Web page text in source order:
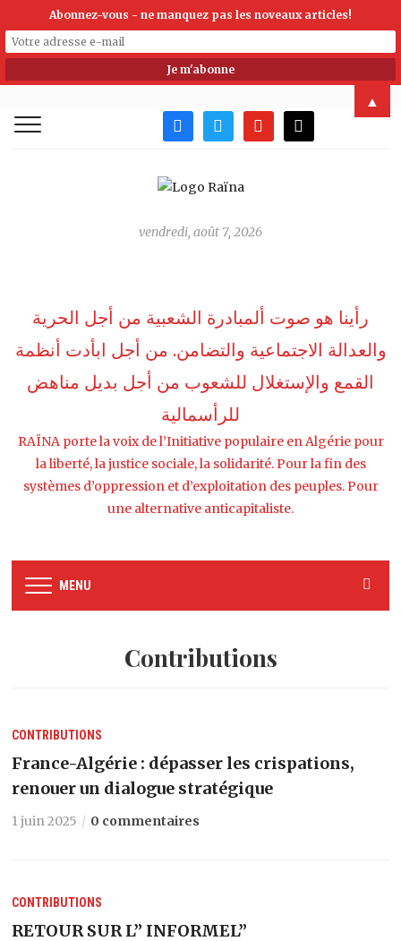
facebooktwitter youtube mail
vendredi, août 7, 2026
رأينا هو صوت ألمبادرة الشعبية من أجل الحرية
والعدالة الاجتماعية والتضامن. من أجل ابأدت أنظمة
القمع واﻹستغلال للشعوب من أجل بديل مناهض
للرأسمالية
RAÏNA porte la voix de l’Initiative populaire en Algérie pour
la liberté, la justice sociale, la solidarité. Pour la fin des
systèmes d’oppression et d’exploitation des peuples. Pour
une alternative anticapitaliste.
MENU
Contributions
CONTRIBUTIONS
France-Algérie : dépasser les crispations,
renouer un dialogue stratégique
1 juin 2025 0 commentaires
CONTRIBUTIONS
RETOUR SUR L” INFORMEL”
Abonnez-vous - ne manquez pas les noveaux articles!
▲